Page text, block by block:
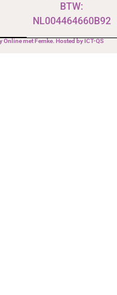
BTW:
NL004464660B92
met Femke. Hosted by ICT-QS